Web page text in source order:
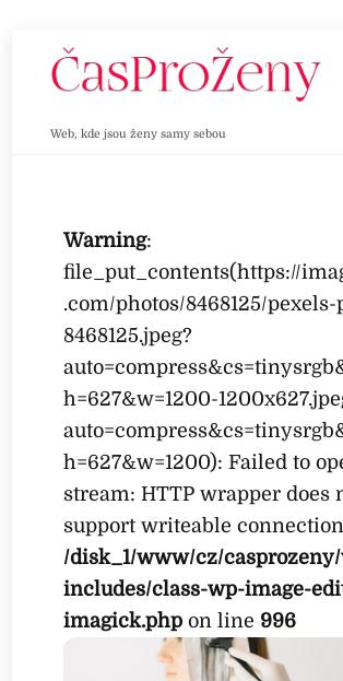
Web, kde jsou ženy samy sebou
Warning:
file_put_contents(https://
.com/photos/8468125/pexels-
8468125.jpeg?
h=627&w=1200-
h=627&w=1200): Failed to
stream: HTTP wrapper does
support writeable
/disk_1/www/cz/
includes/class-wp-image-
imagick.php on line 996